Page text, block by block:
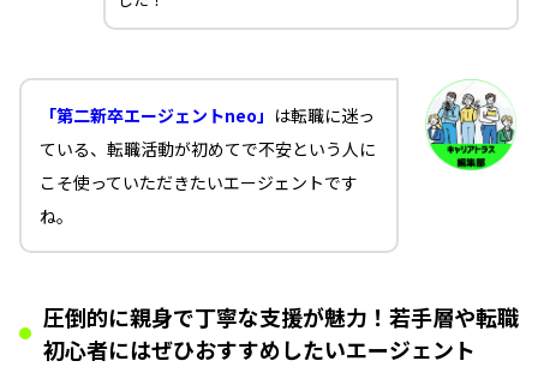
「第二新卒エージェントneo」 は転職に迷っ
ている、転職活動が初めてで不安という人に
こそ使っていただきたいエージェントです
ね。
圧倒的に親身で丁寧な支援が魅力！若手層や転職
初心者にはぜひおすすめしたいエージェント